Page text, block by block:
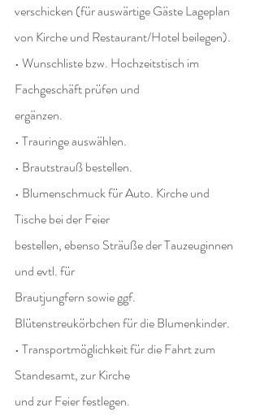
verschicken (für auswärtige Gäste Lageplan
von Kirche und Restaurant/Hotel beilegen).
• Wunschliste bzw. Hochzeitstisch im
Fachgeschäft prüfen und
ergänzen.
• Trauringe auswählen.
• Brautstrauß bestellen.
• Blumenschmuck für Auto. Kirche und
Tische bei der Feier
bestellen, ebenso Sträuße der Tauzeuginnen
und evtl. für
Brautjungfern sowie ggf.
Blütenstreukörbchen für die Blumenkinder.
• Transportmöglichkeit für die Fahrt zum
Standesamt, zur Kirche
und zur Feier festlegen.